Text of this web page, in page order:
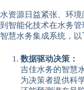
水资源日益紧张、环
到智能化技术在水务
智慧水务集成系统，以
数据驱动决策：
吉佳水务的智慧
为决策者提供科